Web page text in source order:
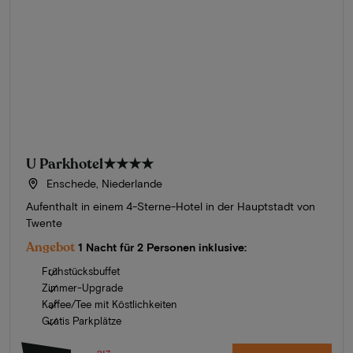
U Parkhotel★★★★
Enschede, Niederlande
Aufenthalt in einem 4-Sterne-Hotel in der Hauptstadt von
Twente
Angebot 1 Nacht für 2 Personen inklusive:
Frühstücksbuffet
Zimmer-Upgrade
Kaffee/Tee mit Köstlichkeiten
Gratis Parkplätze